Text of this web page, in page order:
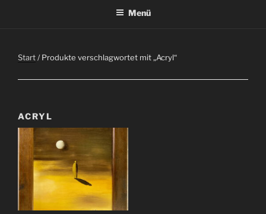
Menü
Start/ Produkte verschlagwortet mit „Acryl“
ACRYL